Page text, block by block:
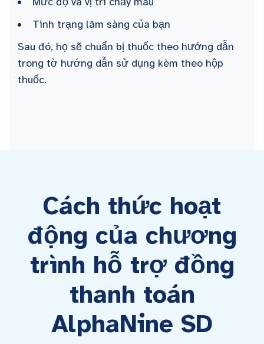
Tình trạng lâm sàng của bạn
Sau đó, họ sẽ chuẩn bị thuốc theo hướng dẫn
trong tờ hướng dẫn sử dụng kèm theo hộp
thuốc.
Cách thức hoạt
động của chương
trình hỗ trợ đồng
thanh toán
AlphaNine SD